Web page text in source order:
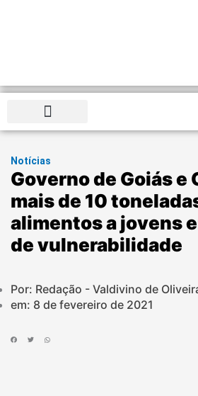
Notícias
Governo de Goiás e
mais de 10
alimentos a jovens
de vulnerabilidade
Por: Redação - Valdivino de
em: 8 de fevereiro de 2021